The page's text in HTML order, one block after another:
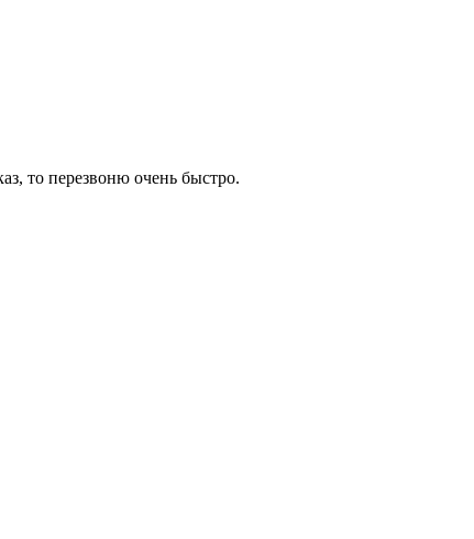
то перезвоню очень быстро.